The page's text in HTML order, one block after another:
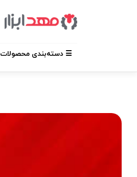
☰ دسته‌بندی محصولات